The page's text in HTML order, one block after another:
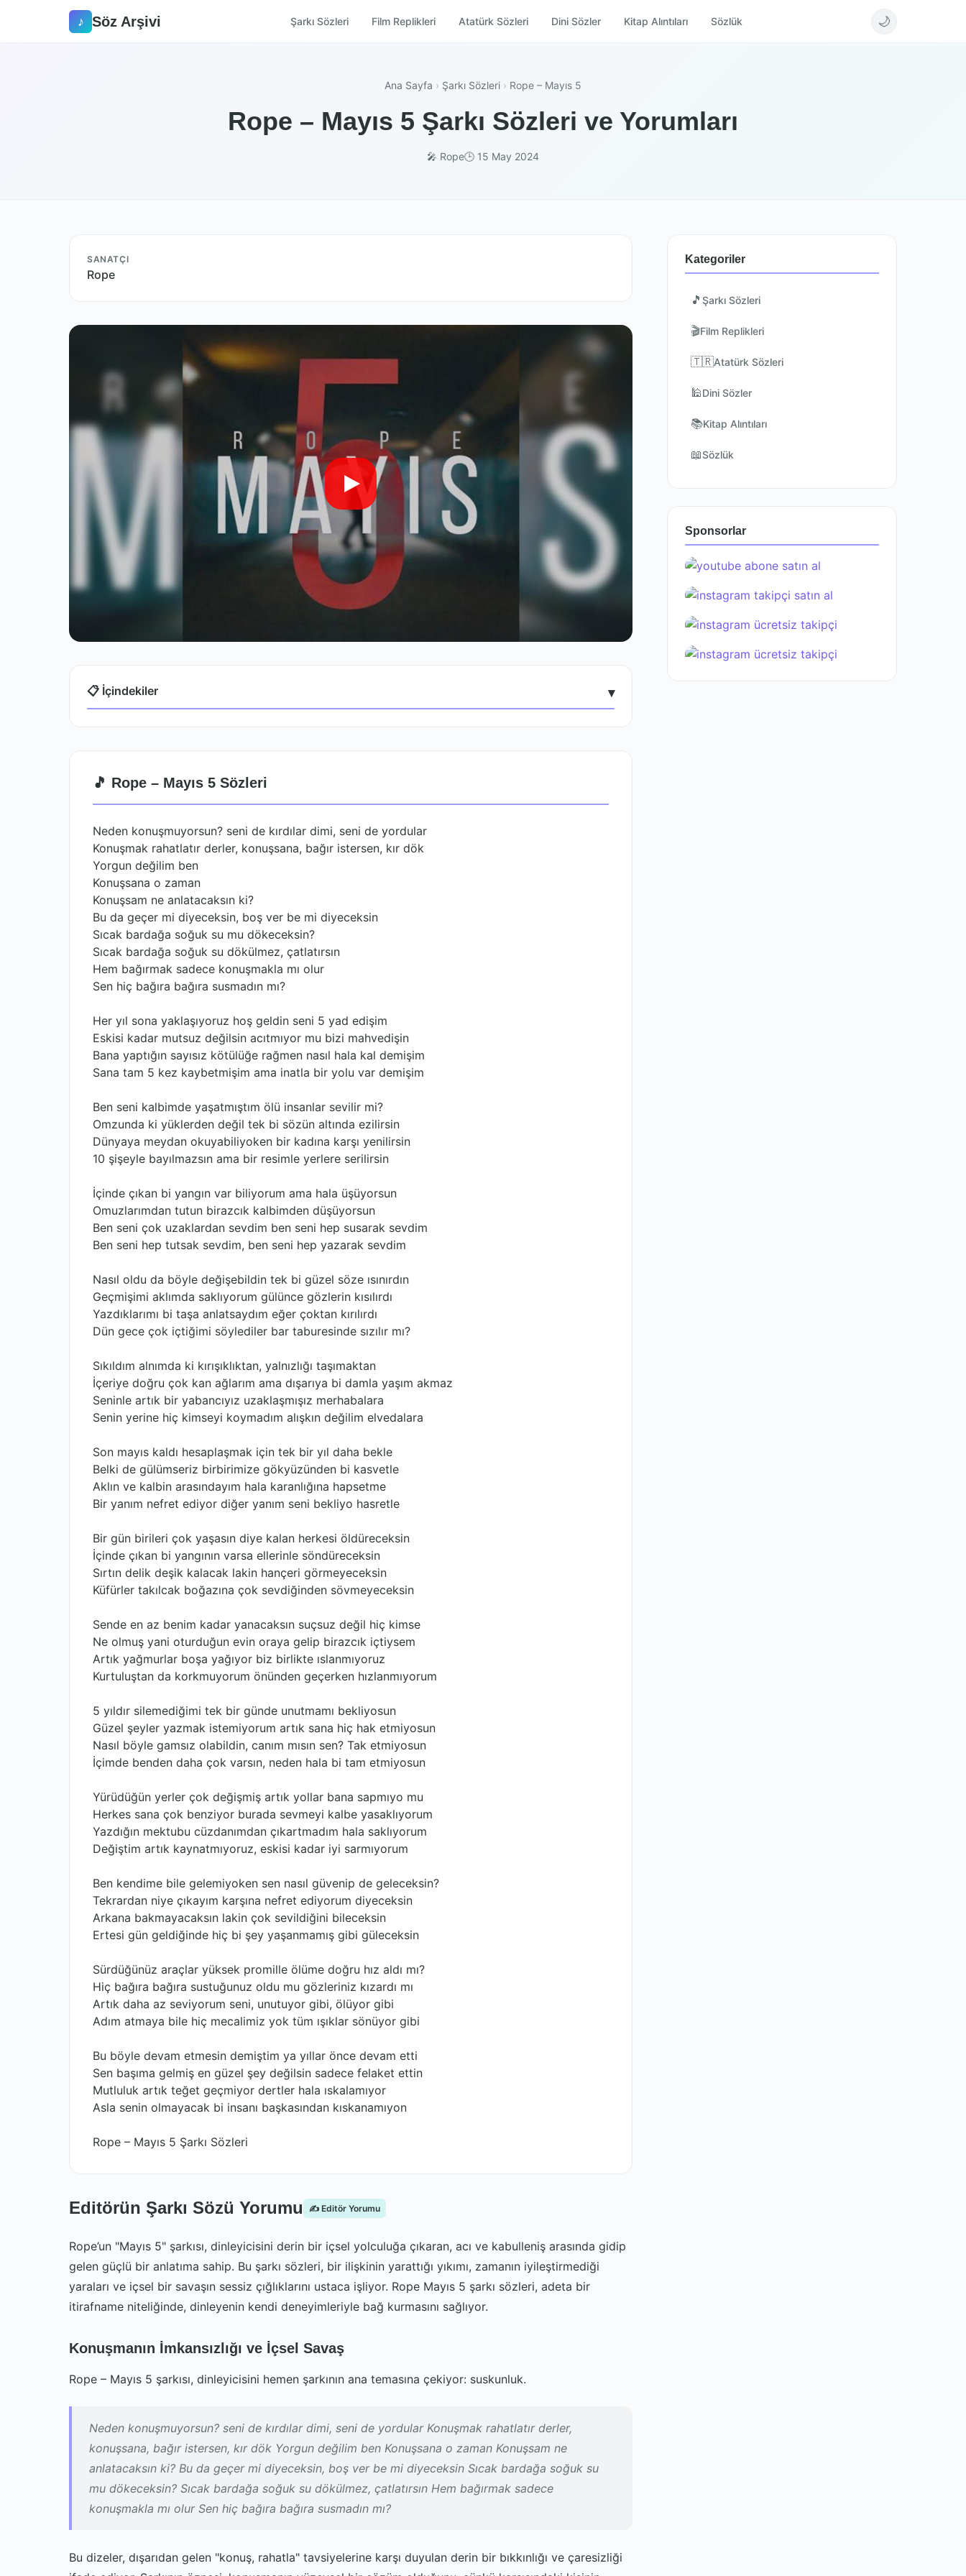
♪ Söz Arşivi Şarkı Sözleri Film Replikleri Atatürk Sözleri Dini Sözler Kitap Alıntıları Sözlük 🌙
Ana Sayfa › Şarkı Sözleri › Rope – Mayıs 5
Rope – Mayıs 5 Şarkı Sözleri ve Yorumları
🎤 Rope🕒 15 May 2024
SANATÇI
Rope
📋 İçindekiler ▾
🎵 Rope – Mayıs 5 Sözleri
Neden konuşmuyorsun? seni de kırdılar dimi, seni de yordular
Konuşmak rahatlatır derler, konuşsana, bağır istersen, kır dök
Yorgun değilim ben
Konuşsana o zaman
Konuşsam ne anlatacaksın ki?
Bu da geçer mi diyeceksin, boş ver be mi diyeceksin
Sıcak bardağa soğuk su mu dökeceksin?
Sıcak bardağa soğuk su dökülmez, çatlatırsın
Hem bağırmak sadece konuşmakla mı olur
Sen hiç bağıra bağıra susmadın mı?
Her yıl sona yaklaşıyoruz hoş geldin seni 5 yad edişim
Eskisi kadar mutsuz değilsin acıtmıyor mu bizi mahvedişin
Bana yaptığın sayısız kötülüğe rağmen nasıl hala kal demişim
Sana tam 5 kez kaybetmişim ama inatla bir yolu var demişim
Ben seni kalbimde yaşatmıştım ölü insanlar sevilir mi?
Omzunda ki yüklerden değil tek bi sözün altında ezilirsin
Dünyaya meydan okuyabiliyoken bir kadına karşı yenilirsin
10 şişeyle bayılmazsın ama bir resimle yerlere serilirsin
İçinde çıkan bi yangın var biliyorum ama hala üşüyorsun
Omuzlarımdan tutun birazcık kalbimden düşüyorsun
Ben seni çok uzaklardan sevdim ben seni hep susarak sevdim
Ben seni hep tutsak sevdim, ben seni hep yazarak sevdim
Nasıl oldu da böyle değişebildin tek bi güzel söze ısınırdın
Geçmişimi aklımda saklıyorum gülünce gözlerin kısılırdı
Yazdıklarımı bi taşa anlatsaydım eğer çoktan kırılırdı
Dün gece çok içtiğimi söylediler bar taburesinde sızılır mı?
Sıkıldım alnımda ki kırışıklıktan, yalnızlığı taşımaktan
İçeriye doğru çok kan ağlarım ama dışarıya bi damla yaşım akmaz
Seninle artık bir yabancıyız uzaklaşmışız merhabalara
Senin yerine hiç kimseyi koymadım alışkın değilim elvedalara
Son mayıs kaldı hesaplaşmak için tek bir yıl daha bekle
Belki de gülümseriz birbirimize gökyüzünden bi kasvetle
Aklın ve kalbin arasındayım hala karanlığına hapsetme
Bir yanım nefret ediyor diğer yanım seni bekliyo hasretle
Bir gün birileri çok yaşasın diye kalan herkesi öldüreceksin
İçinde çıkan bi yangının varsa ellerinle söndüreceksin
Sırtın delik deşik kalacak lakin hançeri görmeyeceksin
Küfürler takılcak boğazına çok sevdiğinden sövmeyeceksin
Sende en az benim kadar yanacaksın suçsuz değil hiç kimse
Ne olmuş yani oturduğun evin oraya gelip birazcık içtiysem
Artık yağmurlar boşa yağıyor biz birlikte ıslanmıyoruz
Kurtuluştan da korkmuyorum önünden geçerken hızlanmıyorum
5 yıldır silemediğimi tek bir günde unutmamı bekliyosun
Güzel şeyler yazmak istemiyorum artık sana hiç hak etmiyosun
Nasıl böyle gamsız olabildin, canım mısın sen? Tak etmiyosun
İçimde benden daha çok varsın, neden hala bi tam etmiyosun
Yürüdüğün yerler çok değişmiş artık yollar bana sapmıyo mu
Herkes sana çok benziyor burada sevmeyi kalbe yasaklıyorum
Yazdığın mektubu cüzdanımdan çıkartmadım hala saklıyorum
Değiştim artık kaynatmıyoruz, eskisi kadar iyi sarmıyorum
Ben kendime bile gelemiyoken sen nasıl güvenip de geleceksin?
Tekrardan niye çıkayım karşına nefret ediyorum diyeceksin
Arkana bakmayacaksın lakin çok sevildiğini bileceksin
Ertesi gün geldiğinde hiç bi şey yaşanmamış gibi güleceksin
Sürdüğünüz araçlar yüksek promille ölüme doğru hız aldı mı?
Hiç bağıra bağıra sustuğunuz oldu mu gözleriniz kızardı mı
Artık daha az seviyorum seni, unutuyor gibi, ölüyor gibi
Adım atmaya bile hiç mecalimiz yok tüm ışıklar sönüyor gibi
Bu böyle devam etmesin demiştim ya yıllar önce devam etti
Sen başıma gelmiş en güzel şey değilsin sadece felaket ettin
Mutluluk artık teğet geçmiyor dertler hala ıskalamıyor
Asla senin olmayacak bi insanı başkasından kıskanamıyon
Rope – Mayıs 5 Şarkı Sözleri
Editörün Şarkı Sözü Yorumu ✍️ Editör Yorumu
Rope’un "Mayıs 5" şarkısı, dinleyicisini derin bir içsel yolculuğa çıkaran, acı ve kabulleniş arasında gidip
gelen güçlü bir anlatıma sahip. Bu şarkı sözleri, bir ilişkinin yarattığı yıkımı, zamanın iyileştirmediği
yaraları ve içsel bir savaşın sessiz çığlıklarını ustaca işliyor. Rope Mayıs 5 şarkı sözleri, adeta bir
itirafname niteliğinde, dinleyenin kendi deneyimleriyle bağ kurmasını sağlıyor.
Konuşmanın İmkansızlığı ve İçsel Savaş
Rope – Mayıs 5 şarkısı, dinleyicisini hemen şarkının ana temasına çekiyor: suskunluk.
Neden konuşmuyorsun? seni de kırdılar dimi, seni de yordular Konuşmak rahatlatır derler,
konuşsana, bağır istersen, kır dök Yorgun değilim ben Konuşsana o zaman Konuşsam ne
anlatacaksın ki? Bu da geçer mi diyeceksin, boş ver be mi diyeceksin Sıcak bardağa soğuk su
mu dökeceksin? Sıcak bardağa soğuk su dökülmez, çatlatırsın Hem bağırmak sadece
konuşmakla mı olur Sen hiç bağıra bağıra susmadın mı?
Bu dizeler, dışarıdan gelen "konuş, rahatla" tavsiyelerine karşı duyulan derin bir bıkkınlığı ve çaresizliği
Kategoriler
🎵 Şarkı Sözleri
🎬Film Replikleri
🇹🇷Atatürk Sözleri
🕌Dini Sözler
📚Kitap Alıntıları
📖Sözlük
Sponsorlar